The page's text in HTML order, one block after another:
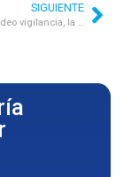
SIGUIENTE
Soluciones de video vigilancia, la nueva forma de proteger tus flotas y conductores